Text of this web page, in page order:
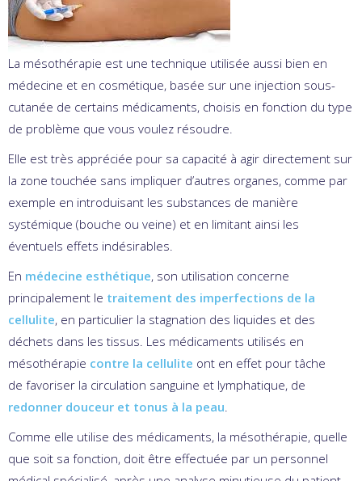
La mésothérapie est une technique utilisée aussi bien en
médecine et en cosmétique, basée sur une injection sous-
cutanée de certains médicaments, choisis en fonction du type
de problème que vous voulez résoudre.
Elle est très appréciée pour sa capacité à agir directement sur
la zone touchée sans impliquer d’autres organes, comme par
exemple en introduisant les substances de manière
systémique (bouche ou veine) et en limitant ainsi les
éventuels effets indésirables.
En médecine esthétique, son utilisation concerne
principalement le traitement des imperfections de la
cellulite, en particulier la stagnation des liquides et des
déchets dans les tissus. Les médicaments utilisés en
mésothérapie contre la cellulite ont en effet pour tâche
de favoriser la circulation sanguine et lymphatique, de
redonner douceur et tonus à la peau.
Comme elle utilise des médicaments, la mésothérapie, quelle
que soit sa fonction, doit être effectuée par un personnel